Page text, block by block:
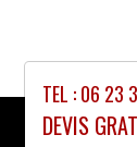
TEL : 06 23
DEVIS